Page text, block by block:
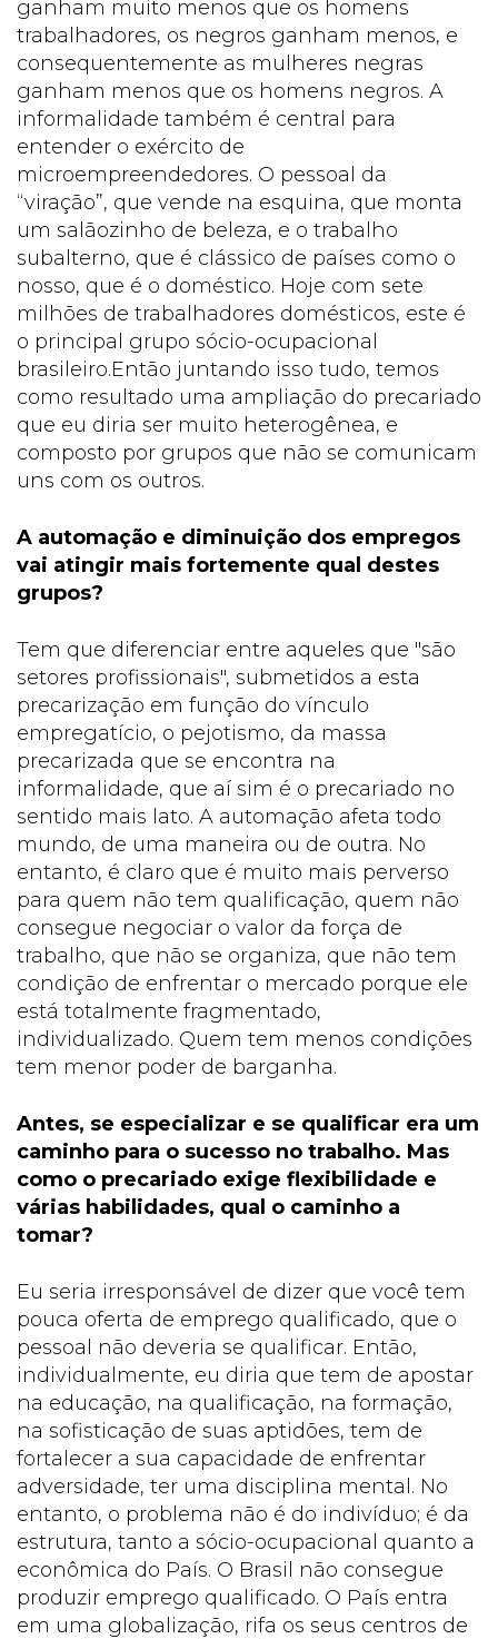
ganham muito menos que os homens
trabalhadores, os negros ganham menos, e
consequentemente as mulheres negras
ganham menos que os homens negros. A
informalidade também é central para
entender o exército de
microempreendedores. O pessoal da
“viração”, que vende na esquina, que monta
um salãozinho de beleza, e o trabalho
subalterno, que é clássico de países como o
nosso, que é o doméstico. Hoje com sete
milhões de trabalhadores domésticos, este é
o principal grupo sócio-ocupacional
brasileiro.Então juntando isso tudo, temos
como resultado uma ampliação do precariado
que eu diria ser muito heterogênea, e
composto por grupos que não se comunicam
uns com os outros.
A automação e diminuição dos empregos
vai atingir mais fortemente qual destes
grupos?
Tem que diferenciar entre aqueles que "são
setores profissionais", submetidos a esta
precarização em função do vínculo
empregatício, o pejotismo, da massa
precarizada que se encontra na
informalidade, que aí sim é o precariado no
sentido mais lato. A automação afeta todo
mundo, de uma maneira ou de outra. No
entanto, é claro que é muito mais perverso
para quem não tem qualificação, quem não
consegue negociar o valor da força de
trabalho, que não se organiza, que não tem
condição de enfrentar o mercado porque ele
está totalmente fragmentado,
individualizado. Quem tem menos condições
tem menor poder de barganha.
Antes, se especializar e se qualificar era um
caminho para o sucesso no trabalho. Mas
como o precariado exige flexibilidade e
várias habilidades, qual o caminho a
tomar?
Eu seria irresponsável de dizer que você tem
pouca oferta de emprego qualificado, que o
pessoal não deveria se qualificar. Então,
individualmente, eu diria que tem de apostar
na educação, na qualificação, na formação,
na sofisticação de suas aptidões, tem de
fortalecer a sua capacidade de enfrentar
adversidade, ter uma disciplina mental. No
entanto, o problema não é do indivíduo; é da
estrutura, tanto a sócio-ocupacional quanto a
econômica do País. O Brasil não consegue
produzir emprego qualificado. O País entra
em uma globalização, rifa os seus centros de